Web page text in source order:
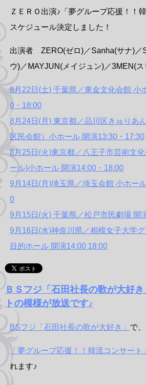
ＺＥＲＯ出演♪「夢グループ応援！！
スケジュール決定しました！
出演者 ZERO(ゼロ)／Sanha(サナ)／
ウ)／MAYJUN(メイジュン)／3MEN(
8月22日(土) 千葉県／東金文化会館 小
0・18:00
8月24日(月) 東京都／品川区きゅりあ
区民会館）小ホール 開演13:30・17:30
8月25日(火)東京都／八王子市芸術文
ール)小ホール 開演14:00・18:00
9月14日(月)埼玉県／埼玉会館 小ホー
0
9月15日(火) 千葉県／松戸市民劇場 開
9月16日(水)神奈川県／相模女子大学
目的ホール 開演14:00 18:00
ＢＳフジ「石田社長の歌が大好
トの模様が放送です♪
BSフジ「石田社長の歌が大好き」 で、
「夢グループ応援！！韓流コンサート」
れます♪